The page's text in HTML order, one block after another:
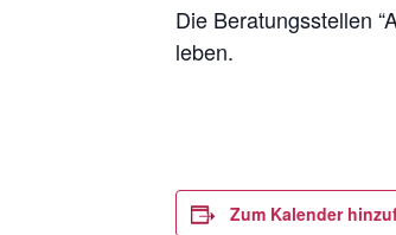
Die Beratungsstellen
leben.
Zum Kalender